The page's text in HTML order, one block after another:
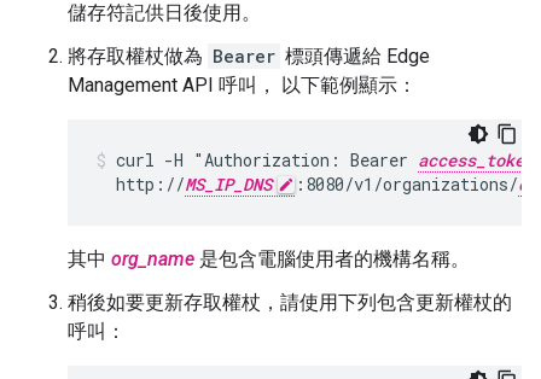
儲存符記供日後使用。
將存取權杖做為 Bearer 標頭傳遞給 Edge
Management API 呼叫， 以下範例顯示：
curl -H "Authorization: Bearer access_token
  http://
MS_IP_DNS :8080/v1/organizations/
其中 org_name 是包含電腦使用者的機構名稱。
稍後如要更新存取權杖，請使用下列包含更新權杖的
呼叫：